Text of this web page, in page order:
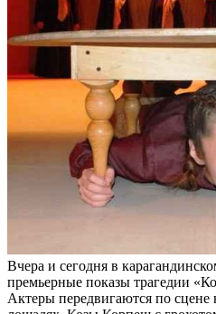
Вчера и сегодня в
премьерные показы трагедии
Актеры передвигаются по сцене